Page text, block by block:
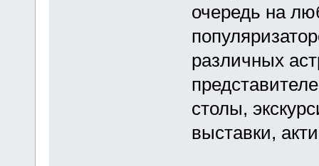
очередь на
различных
столы,
выставки,